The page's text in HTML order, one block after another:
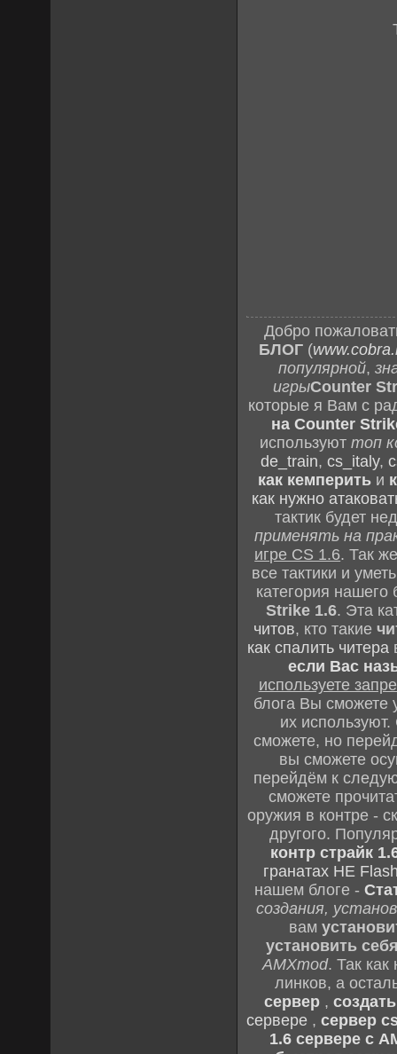
Добро
БЛОГ(
популярной,
игрыCounter
которые я Вам с
на Counter
используют топ
de_train, cs_italy,
как кемперить и
как нужно
тактик будет
применять на
игре CS 1.6. Так
все тактики и
категория нашего
Strike 1.6. Эта
читов, кто такие
как спалить читера
если Вас
используете
блога Вы сможете
их
сможете, но
вы сможете
перейдём к
сможете
оружия в контре -
другого.
контр страйк
гранатах HE
нашем блоге -
создания,
вам
установить
AMXmod. Так как
линков, а
сервер ,
сервере ,сервер
1.6 сервере с